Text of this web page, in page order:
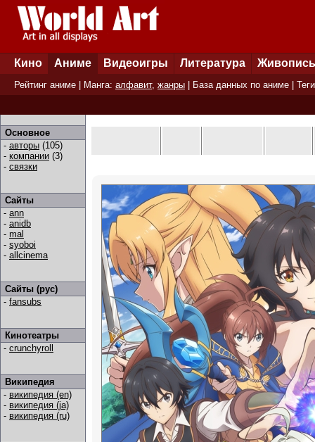
Кино Аниме Видеоигры Литература Живопись
Рейтинг аниме | Манга: алфавит, жанры База данных по аниме Теги
Основное
- авторы (105)
- компании (3)
- связки
Сайты
- ann
- anidb
- mal
- syoboi
- allcinema
Сайты (рус)
- fansubs
Кинотеатры
- crunchyroll
Википедия
- википедия (en)
- википедия (ja)
- википедия (ru)